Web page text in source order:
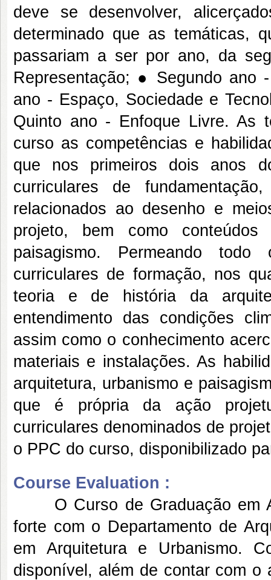
deve se desenvolver,
determinado que as temáticas,
passariam a ser por ano, da
Representação; ● Segundo ano
ano - Espaço, Sociedade e
Quinto ano - Enfoque Livre. As
curso as competências e
que nos primeiros dois anos
curriculares de
relacionados ao desenho e
projeto, bem como
paisagismo. Permeando
curriculares de formação, nos
teoria e de história da
entendimento das condições
assim como o conhecimento
materiais e instalações. As
arquitetura, urbanismo e
que é própria da ação
curriculares denominados de
o PPC do curso, disponibilizado
Course Evaluation :
O Curso de Graduação em
forte com o Departamento de
em Arquitetura e Urbanismo.
disponível, além de contar com o